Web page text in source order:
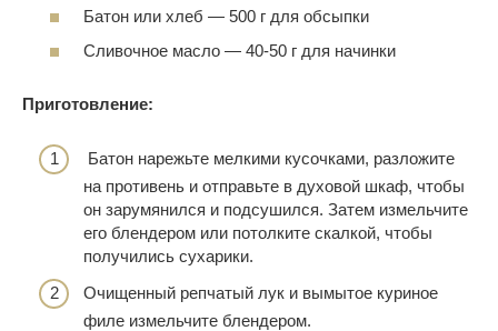
Батон или хлеб — 500 г для обсыпки
Сливочное масло — 40-50 г для начинки
Приготовление:
Батон нарежьте мелкими кусочками, разложите
на противень и отправьте в духовой шкаф, чтобы
он зарумянился и подсушился. Затем измельчите
его блендером или потолките скалкой, чтобы
получились сухарики.
Очищенный репчатый лук и вымытое куриное
филе измельчите блендером.